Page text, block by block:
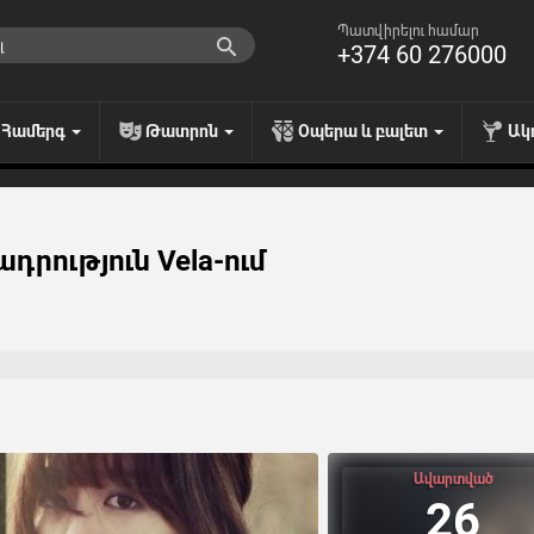
Պատվիրելու համար
+374 60 276000
Համերգ Թատրոն Օպերա և բալետ
Vela-ում
Ավարտված
26